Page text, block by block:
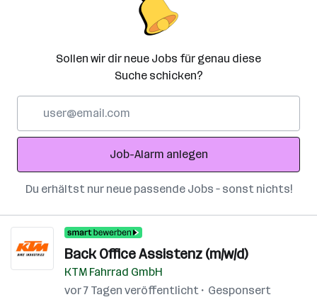
Sollen wir dir neue Jobs für genau diese
Suche schicken?
Adresse
Job-Alarm anlegen
Du erhältst nur neue passende Jobs – sonst nichts!
Back Office Assistenz (m/w/d)
KTM Fahrrad GmbH
vor 7 Tagen veröffentlicht
Gesponsert